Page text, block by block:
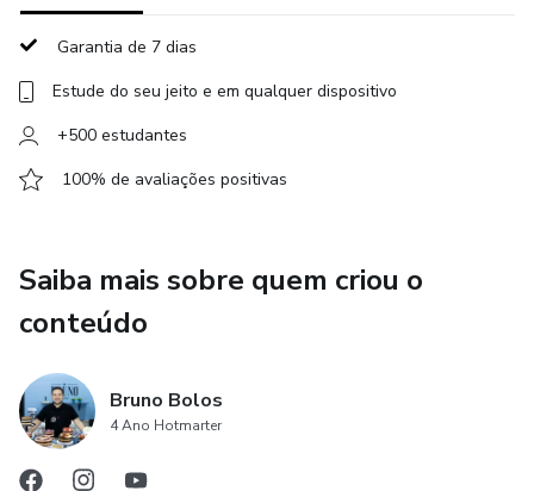
Garantia de 7 dias
Estude do seu jeito e em qualquer dispositivo
+500 estudantes
100% de avaliações positivas
Saiba mais sobre quem criou o
conteúdo
Bruno Bolos
4 Ano Hotmarter